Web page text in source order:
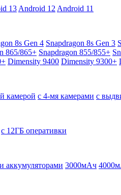
13 Android 12 Android 11
8s Gen 4 Snapdragon 8s Gen 3
865/865+ Snapdragon 855/855+
Dimensity 9400 Dimensity 9300+
камерой с 4-мя камерами с
с 12ГБ оперативки
3000мАч